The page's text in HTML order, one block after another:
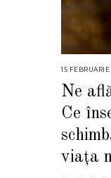
15
Ne
Ce
viața